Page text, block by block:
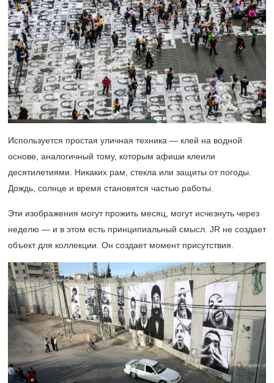
Используется простая уличная техника — клей на водной
основе, аналогичный тому, которым афиши клеили
десятилетиями. Никаких рам, стекла или защиты от погоды.
Дождь, солнце и время становятся частью работы.
Эти изображения могут прожить месяц, могут исчезнуть через
неделю — и в этом есть принципиальный смысл. JR не создает
объект для коллекции. Он создает момент присутствия.